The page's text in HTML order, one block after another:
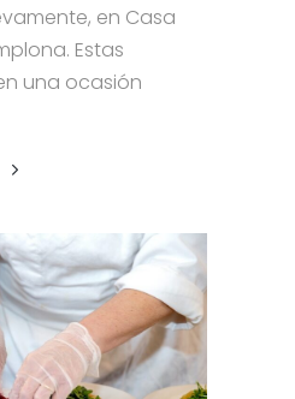
en Casa
Estas
una ocasión